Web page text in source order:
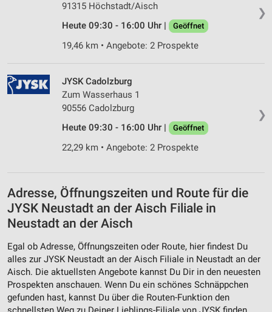
❯
91315 Höchstadt/Aisch
Heute 09:30 - 16:00 Uhr |
Geöffnet
19,46 km • Angebote: 2 Prospekte
❯
JYSK Cadolzburg
Zum Wasserhaus 1
90556 Cadolzburg
Heute 09:30 - 16:00 Uhr |
Geöffnet
22,29 km • Angebote: 2 Prospekte
Adresse, Öffnungszeiten und Route für die
JYSK Neustadt an der Aisch Filiale in
Neustadt an der Aisch
Egal ob Adresse, Öffnungszeiten oder Route, hier findest Du
alles zur JYSK Neustadt an der Aisch Filiale in Neustadt an der
Aisch. Die aktuellsten Angebote kannst Du Dir in den neuesten
Prospekten anschauen. Wenn Du ein schönes Schnäppchen
gefunden hast, kannst Du über die Routen-Funktion den